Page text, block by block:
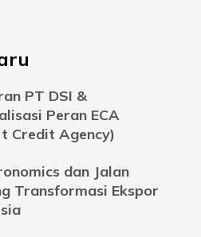
PT DSI &
Peran ECA
Credit Agency)
dan Jalan
Transformasi Ekspor